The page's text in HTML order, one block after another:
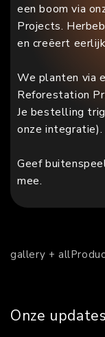
een boom via
Projects.
en creëert
We planten via
Reforestation
Je bestelling
onze integratie).
Geef
mee.
gallery +
Onze updates